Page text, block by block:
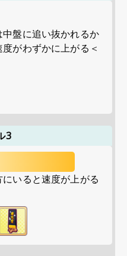
盤に追い抜かれるか
がわずかに上がる＜
3
いると速度が上がる